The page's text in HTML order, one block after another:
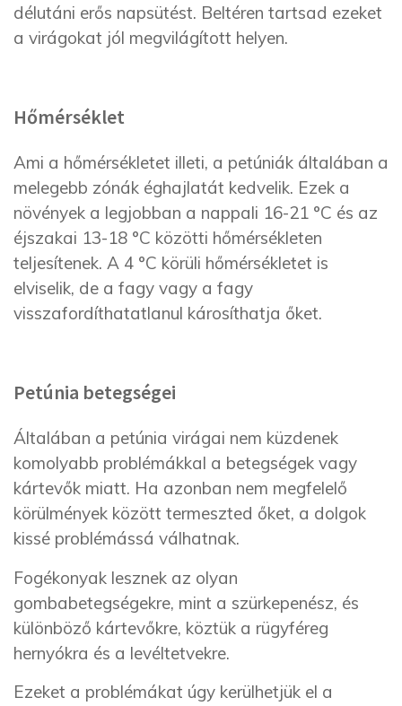
délutáni erős napsütést. Beltéren tartsad ezeket
a virágokat jól megvilágított helyen.
Hőmérséklet
Ami a hőmérsékletet illeti, a petúniák általában a
melegebb zónák éghajlatát kedvelik. Ezek a
növények a legjobban a nappali 16-21 °C és az
éjszakai 13-18 °C közötti hőmérsékleten
teljesítenek. A 4 °C körüli hőmérsékletet is
elviselik, de a fagy vagy a fagy
visszafordíthatatlanul károsíthatja őket.
Petúnia betegségei
Általában a petúnia virágai nem küzdenek
komolyabb problémákkal a betegségek vagy
kártevők miatt. Ha azonban nem megfelelő
körülmények között termeszted őket, a dolgok
kissé problémássá válhatnak.
Fogékonyak lesznek az olyan
gombabetegségekre, mint a szürkepenész, és
különböző kártevőkre, köztük a rügyféreg
hernyókra és a levéltetvekre.
Ezeket a problémákat úgy kerülhetjük el a